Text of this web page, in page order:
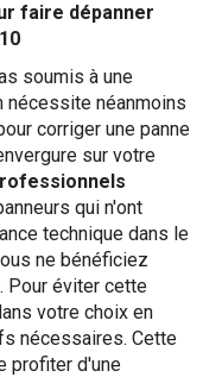
faire dépanner
soumis à une
nécessite néanmoins
corriger une panne
sur votre
qui n'ont
technique dans le
ne bénéficiez
Pour éviter cette
votre choix en
nécessaires. Cette
profiter d'une